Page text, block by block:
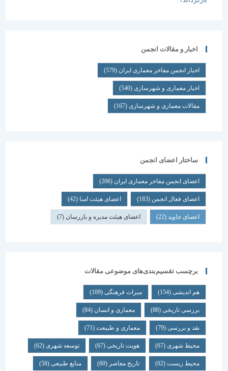
اخبار و مقالات انجمن
اخبار انجمن مفاخر معماری ایران (579)
اخبار معماری و شهرسازی(540)
مقالات معماری و شهرسازی(167)
ساختار اعضای انجمن
اعضای انجمن مفاخر معماری ایران (206)
اعضای فعال انجمن(183) اعضای هیئت امنا(42)
اعضای جاوید(22) اعضای هیئت مدیره و بازرسان(7)
برچسب تقسیم‌بندی‌های موضوعی مقالات
هم اندیشی (154) میراث فرهنگی (109)
بررسی تاریخی (88) معماری و انسان (84)
نقد و بررسی (79) معماری و طبیعت (71)
محیط شهری(67) هویت تاریخی(67) توسعه شهری(62)
محیط زیست(62) تاریخ معاصر(60) منابع طبیعی(58)